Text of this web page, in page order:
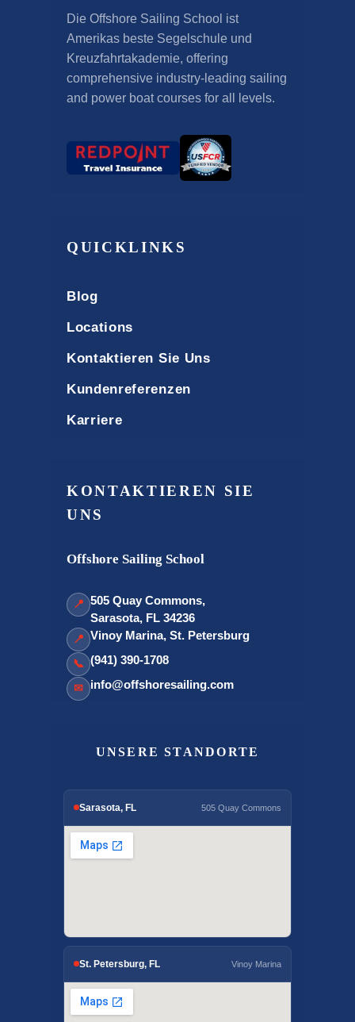
Die Offshore Sailing School ist
Amerikas beste Segelschule und
Kreuzfahrtakademie, offering
comprehensive industry-leading sailing
and power boat courses for all levels.
QUICKLINKS
Blog
Locations
Kontaktieren Sie Uns
Kundenreferenzen
Karriere
KONTAKTIEREN SIE
UNS
Offshore Sailing School
📍 505 Quay Commons,
Sarasota, FL 34236
📍 Vinoy Marina, St. Petersburg
📞 (941) 390-1708
✉ info@offshoresailing.com
UNSERE STANDORTE
Sarasota, FL 505 Quay Commons
St. Petersburg, FL Vinoy Marina